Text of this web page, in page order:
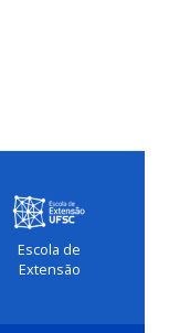
Escola de
Extensão